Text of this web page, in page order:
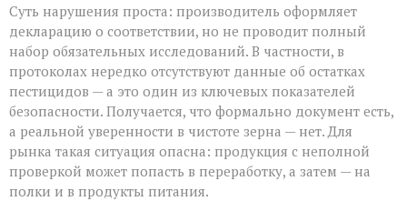
Суть нарушения проста: производитель оформляет
декларацию о соответствии, но не проводит полный
набор обязательных исследований. В частности, в
протоколах нередко отсутствуют данные об остатках
пестицидов — а это один из ключевых показателей
безопасности. Получается, что формально документ есть,
а реальной уверенности в чистоте зерна — нет. Для
рынка такая ситуация опасна: продукция с неполной
проверкой может попасть в переработку, а затем — на
полки и в продукты питания.